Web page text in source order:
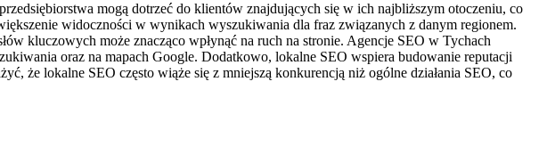
mogą dotrzeć do klientów znajdujących się w ich najbliższym otoczeniu, co
widoczności w wynikach wyszukiwania dla fraz związanych z danym regionem.
kluczowych może znacząco wpłynąć na ruch na stronie. Agencje SEO w Tychach
oraz na mapach Google. Dodatkowo, lokalne SEO wspiera budowanie reputacji
że lokalne SEO często wiąże się z mniejszą konkurencją niż ogólne działania SEO, co